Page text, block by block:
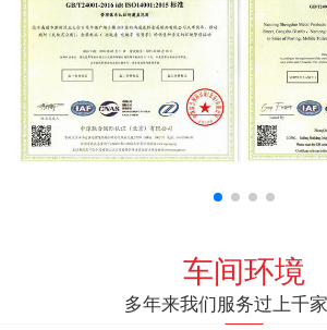
车间环境
多年来我们服务过上千